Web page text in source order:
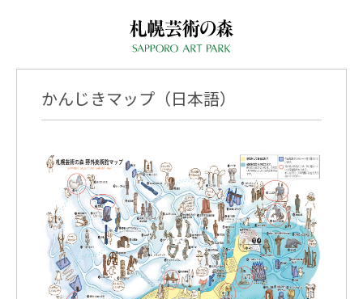
かんじきマップ（日本語）